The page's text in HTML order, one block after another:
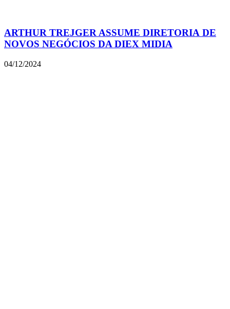
ARTHUR TREJGER ASSUME DIRETORIA DE
NOVOS NEGÓCIOS DA DIEX MIDIA
04/12/2024